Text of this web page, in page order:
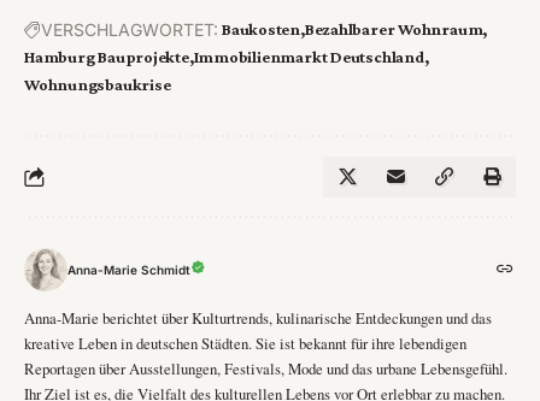
VERSCHLAGWORTET: Baukosten Bezahlbarer Wohnraum
Hamburg Bauprojekte Immobilienmarkt Deutschland
Wohnungsbaukrise
Anna-Marie Schmidt
Anna-Marie berichtet über Kulturtrends, kulinarische Entdeckungen und das
kreative Leben in deutschen Städten. Sie ist bekannt für ihre lebendigen
Reportagen über Ausstellungen, Festivals, Mode und das urbane Lebensgefühl.
Ihr Ziel ist es, die Vielfalt des kulturellen Lebens vor Ort erlebbar zu machen.